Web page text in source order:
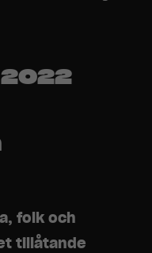
folk och
tillåtande